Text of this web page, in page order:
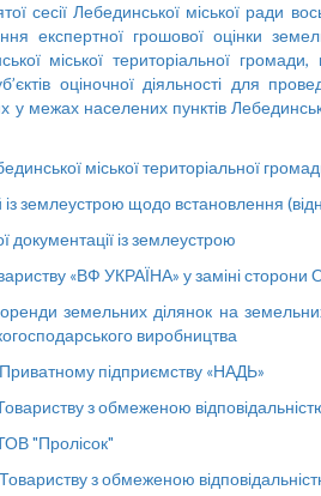
сесії Лебединської міської ради
експертної грошової оцінки
міської територіальної
оціночної діяльності для
у межах населених пунктів
міської територіальної
землеустрою щодо встановлення
із землеустрою
«ВФ УКРАЇНА» у заміні
земельних ділянок на земельних
виробництва
підприємству «НАДЬ»
з обмеженою
"Пролісок"
з обмеженою